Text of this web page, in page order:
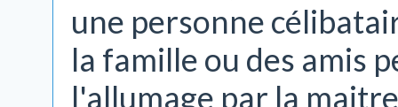
une personne
la famille ou des amis
l'allumage par la